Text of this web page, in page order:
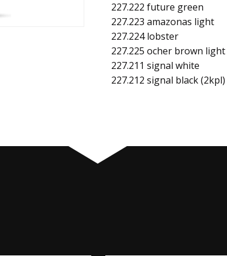
227.222 future green
227.223 amazonas light
227.224 lobster
227.225 ocher brown light
227.211 signal white
227.212 signal black (2kpl)